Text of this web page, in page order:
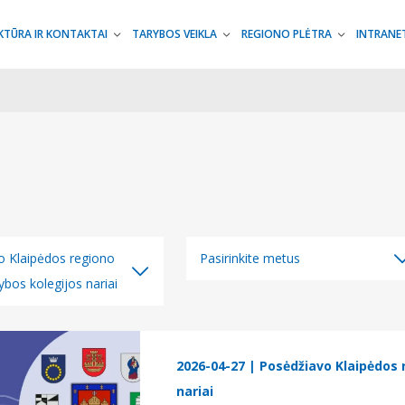
IR KONTAKTAI TARYBOS VEIKLA REGIONO PLĖTRA
Klaipėdos regiono
kolegijos nariai
m. Interreg Latvijos ir
per
Pasirinkite metus
2025
2024
2026-04-27 | Posėdžiavo
nariai